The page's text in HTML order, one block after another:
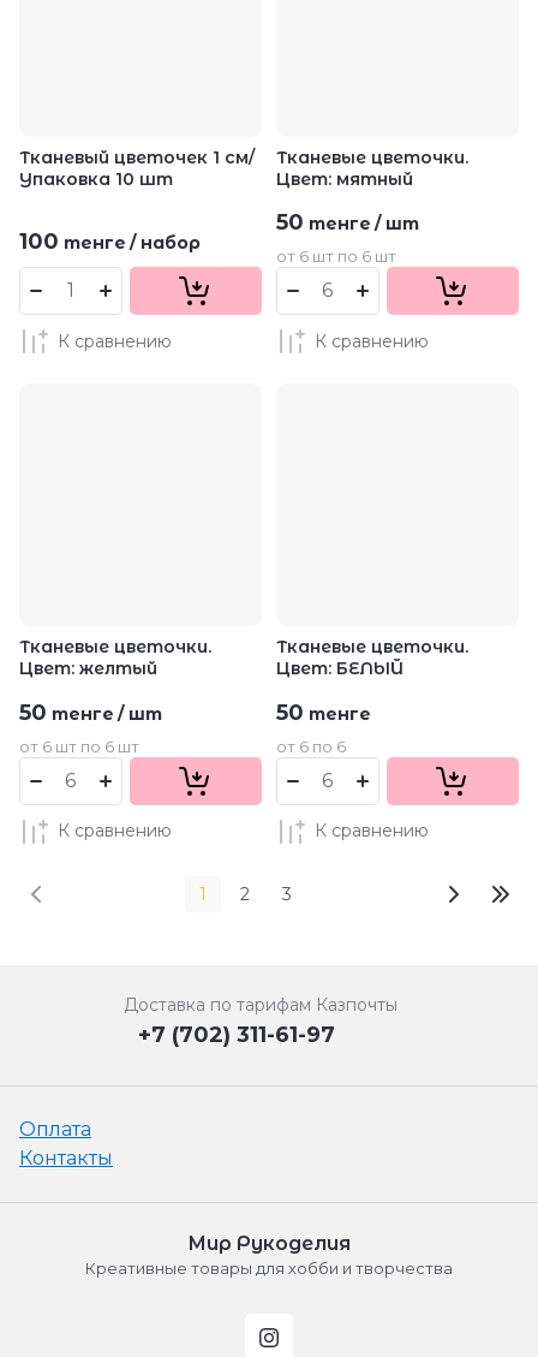
Тканевый цветочек 1 см/
Упаковка 10 шт
100 тенге /набор
К сравнению
Тканевые цветочки.
Цвет: мятный
50 тенге /шт
от 6 шт по 6 шт
К сравнению
Тканевые цветочки.
Цвет: желтый
50 тенге /шт
от 6 шт по 6 шт
К сравнению
Тканевые цветочки.
Цвет: БЕЛЫЙ
50 тенге
от 6 по 6
К сравнению
1 2 3
Доставка по тарифам Казпочты
+7 (702) 311-61-97
Оплата
Контакты
Мир Рукоделия
Креативные товары для хобби и творчества